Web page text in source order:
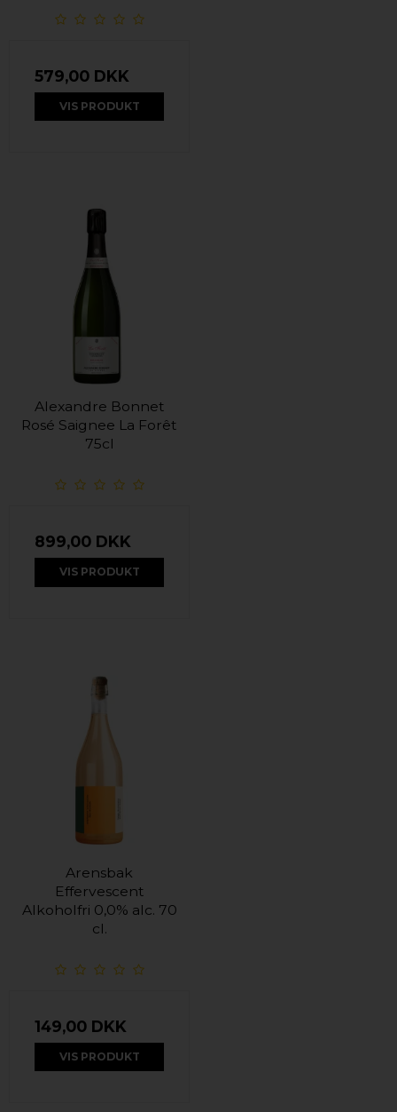
579,00 DKK
VIS PRODUKT
Alexandre Bonnet
Rosé Saignee La Forêt
75cl
899,00 DKK
VIS PRODUKT
Arensbak
Effervescent
Alkoholfri 0,0% alc. 70
cl.
149,00 DKK
VIS PRODUKT